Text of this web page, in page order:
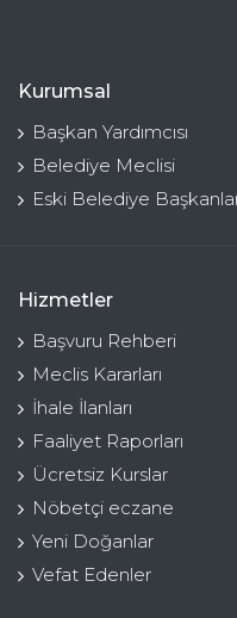
Kurumsal
Başkan Yardımcısı
Belediye Meclisi
Eski Belediye
Hizmetler
Başvuru Rehberi
Meclis Kararları
İhale İlanları
Faaliyet Raporları
Ücretsiz Kurslar
Nöbetçi eczane
Yeni Doğanlar
Vefat Edenler